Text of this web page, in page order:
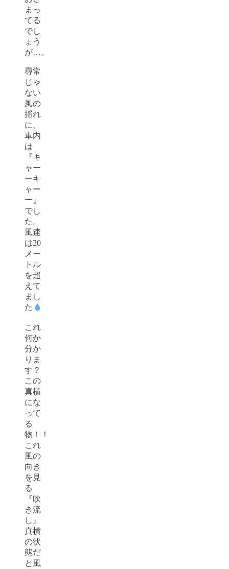
まっ
てる
でし
ょう
が…。
尋常
じゃ
ない
風の
揺れ
に、
車内
は
『キ
ャー
ーキ
ャー
ー』
でし
た。
風速
は20
メー
トル
を超
えて
まし
た
これ
何か
分か
りま
す？
この
真横
にな
って
る
物！！
これ
風の
向き
を見
る
『吹
き流
し』
真横
の状
態だ
と風